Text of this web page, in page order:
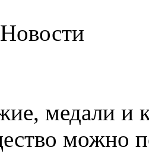
Новости